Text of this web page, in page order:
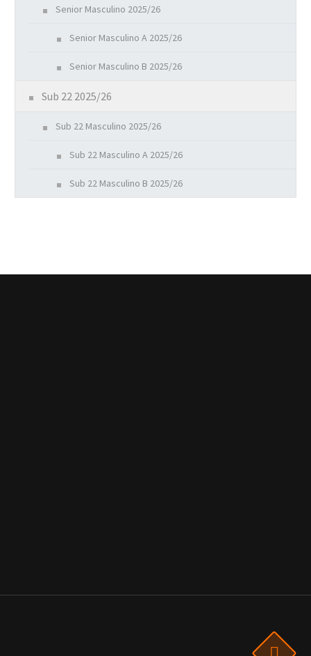
Senior Masculino 2025/26
Senior Masculino A 2025/26
Senior Masculino B 2025/26
Sub 22 2025/26
Sub 22 Masculino 2025/26
Sub 22 Masculino A 2025/26
Sub 22 Masculino B 2025/26